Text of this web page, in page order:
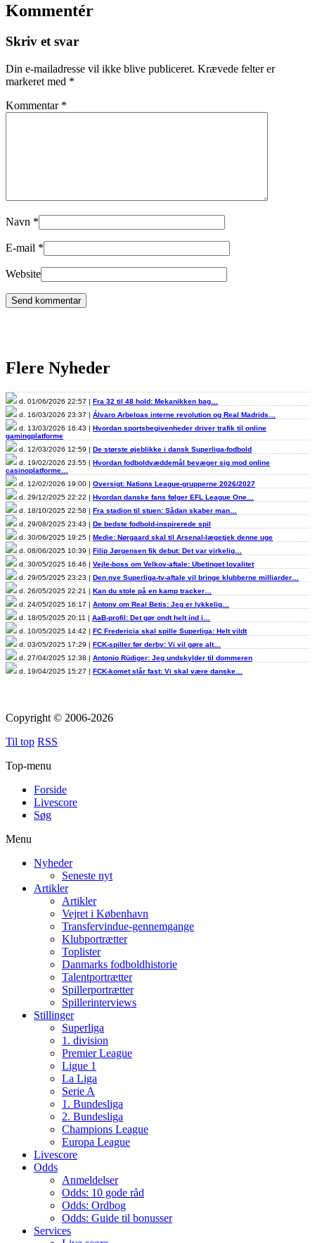
Kommentér
Skriv et svar
Din e-mailadresse vil ikke blive publiceret. Krævede felter er
markeret med *
Kommentar *
Navn *
E-mail *
Website
Flere Nyheder
d. 01/06/2026 22:57 | Fra 32 til 48 hold: Mekanikken bag…
d. 16/03/2026 23:37 | Álvaro Arbeloas interne revolution og Real Madrids…
d. 13/03/2026 16:43 | Hvordan sportsbegivenheder driver trafik til online
gamingplatforme
d. 12/03/2026 12:59 | De største øjeblikke i dansk Superliga-fodbold
d. 19/02/2026 23:55 | Hvordan fodboldvæddemål bevæger sig mod online
casinoplatforme…
d. 12/02/2026 19:00 | Oversigt: Nations League-grupperne 2026/2027
d. 29/12/2025 22:22 | Hvordan danske fans følger EFL League One…
d. 18/10/2025 22:58 | Fra stadion til stuen: Sådan skaber man…
d. 29/08/2025 23:43 | De bedste fodbold-inspirerede spil
d. 30/06/2025 19:25 | Medie: Nørgaard skal til Arsenal-lægetjek denne uge
d. 08/06/2025 10:39 | Filip Jørgensen fik debut: Det var virkelig…
d. 30/05/2025 16:46 | Vejle-boss om Velkov-aftale: Ubetinget loyalitet
d. 29/05/2025 23:23 | Den nye Superliga-tv-aftale vil bringe klubberne milliarder…
d. 26/05/2025 22:21 | Kan du stole på en kamp tracker…
d. 24/05/2025 16:17 | Antony om Real Betis: Jeg er lykkelig…
d. 18/05/2025 20:11 | AaB-profil: Det gør ondt helt ind i…
d. 10/05/2025 14:42 | FC Fredericia skal spille Superliga: Helt vildt
d. 03/05/2025 17:29 | FCK-spiller før derby: Vi vil gøre alt…
d. 27/04/2025 12:38 | Antonio Rüdiger: Jeg undskylder til dommeren
d. 19/04/2025 15:27 | FCK-komet slår fast: Vi skal være danske…
Copyright © 2006-2026
Til top RSS
Top-menu
Forside
Livescore
Søg
Menu
Nyheder
Seneste nyt
Artikler
Artikler
Vejret i København
Transfervindue-gennemgange
Klubportrætter
Toplister
Danmarks fodboldhistorie
Talentportrætter
Spillerportrætter
Spillerinterviews
Stillinger
Superliga
1. division
Premier League
Ligue 1
La Liga
Serie A
1. Bundesliga
2. Bundesliga
Champions League
Europa League
Livescore
Odds
Anmeldelser
Odds: 10 gode råd
Odds: Ordbog
Odds: Guide til bonusser
Services